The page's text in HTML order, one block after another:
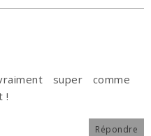
super comme
!
Répondre